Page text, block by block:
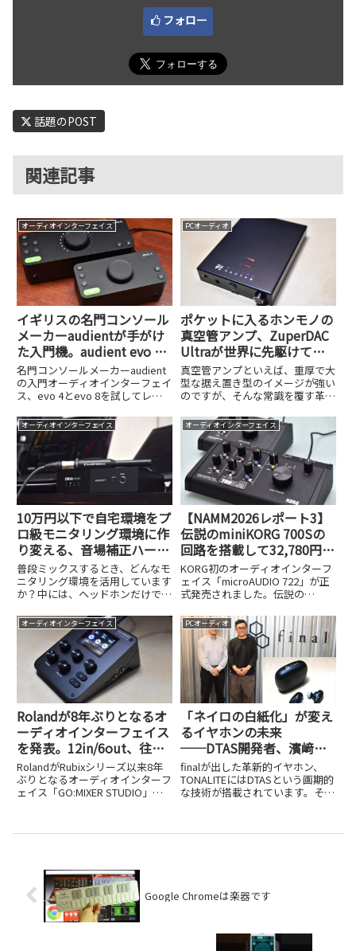
フォロー
話題のPOST
関連記事
オーディオインターフェイス
イギリスの名門コンソール
メーカーaudientが手がけ
た入門機。audient evo 4
とevo 8を試してみた
名門コンソールメーカーaudient
の入門オーディオインターフェイ
ス、evo 4とevo 8を試してレビ
クプリやAKMコンバータ、歌うだ
けで最適レベルが決まるスマート
ゲイン、豪華なソフトバンドルま
で2モデルの違いを詳しく解説し
ます。
PCオーディオ
ポケットに入るホンモノの
真空管アンプ、ZuperDAC
Ultraが世界に先駆けて日
本でのクラファン実施中
真空管アンプといえば、重厚で大
型な据え置き型のイメージが強い
のですが、そんな常識を覆す革新
拠点に活動する世界的オーディオ
ブランド、Zorloo（ゾルー）
が、日本のクラウドファンディン
グサイト、kibidango...
オーディオインターフェイス
10万円以下で自宅環境をプ
ロ級モニタリング環境に作
り変える、音場補正ハード
ウェアシステムAudient
ORIA miniが登場！
普段ミックスするとき、どんなモ
ニタリング環境を活用しています
か？中には、ヘッドホンだけでミ
方もいると思いますが、やはり客
観的にミキシングを把握したり、
ヘッドホンでは判断が難しい低域
の処理などを考えると、モニタ
ー...
オーディオインターフェイス
【NAMM2026レポート3】
伝説のminiKORG 700Sの
回路を搭載して32,780円!?
アナログフィルター内蔵オ
ーディオIF、KORG
microAUDIO 722の実力
KORG初のオーディオインターフ
ェイス「microAUDIO 722」が正
式発売されました。伝説の
ター回路を搭載した実力を32,780
円という価格とともに検証しま
す。
オーディオインターフェイス
Rolandが8年ぶりとなるオ
ーディオインターフェイス
を発表。12in/6out、往年
の名機をモデリングしたエ
フェクトが魅力の
GO:MIXER STUDIO
RolandがRubixシリーズ以来8年
ぶりとなるオーディオインターフ
ェイス「GO:MIXER STUDIO」を
ングエフェクトの魅力を解説しま
PCオーディオ
「ネイロの白紙化」が変え
るイヤホンの未来
──DTAS開発者、濱﨑公
男さんインタビュー
finalが出した革新的イヤホン、
TONALITEにはDTASという画期的
な技術が搭載されています。その
オ業界の中心人物、濱﨑公男さん
Google Chromeは楽器です